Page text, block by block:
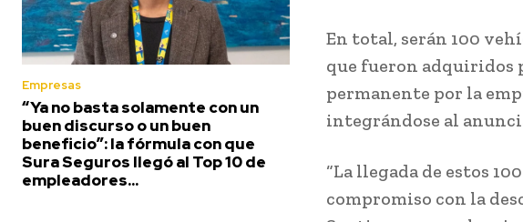
Empresas
“Ya no basta solamente con un
buen discurso o un buen
beneficio”: la fórmula con que
Sura Seguros llegó al Top 10 de
empleadores...
En total, serán 100
que fueron adquiridos
permanente por la
integrándose al
“La llegada de estos
compromiso con la